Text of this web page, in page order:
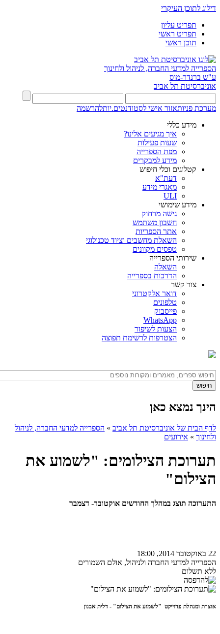
דילוג לתוכן העיקרי
תפריט עליון
תפריט ראשי
תוכן ראשי
הספרייה למדעי החברה, לניהול ולחינוך
ע"ש ברנדר-מוס
אוניברסיטת תל אביב
מערכת פניותאזור אישי לסטודנטים.יותלהרשמה
מידע כללי
איך מגיעים אלינו?
שעות פעילות
מפת הספרייה
מידע למבקרים
קטלוגים וכלי חיפוש
דעת"א
מאגרי מידע
ULI
מידע שימושי
גישה מרחוק
חשבון משתמש
אתר הספריות
השאלת מחשבים וציוד טכנולוגי
טפסים מקוונים
שירותי הספרייה
השאלה
הדרכות בספרייה
צור קשר
דואר אלקטרוני
טלפונים
פייסבוק
WhatsApp
הצעות לשיפור
הצטרפות לרשימת תפוצה
הינך נמצא כאן
לדף הבית של אוניברסיטת תל אביב » הספרייה למדעי החברה, לניהול
ולחינוך » אירועים
תערוכת הצילומים: "לשמוע את
הצילום"
התערוכה תוצג במהלך החודשים אוקטובר- דצמבר
22 באוקטובר 2014, 18:00
הספרייה למדעי החברה ולניהול, אולם השמורים
ללא תשלום
אוצרת ומנהלת פרוייקט "לשמוע את הצילום" - דלית אבנון